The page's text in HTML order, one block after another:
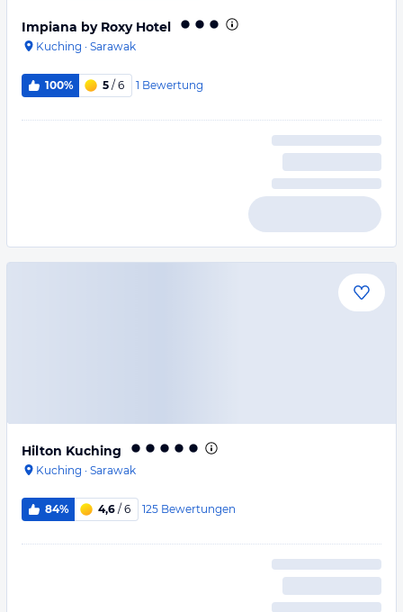
Impiana by Roxy Hotel
Kuching · Sarawak
100% 5 / 6 1 Bewertung
Hilton Kuching
Kuching · Sarawak
84% 4,6 / 6 125 Bewertungen